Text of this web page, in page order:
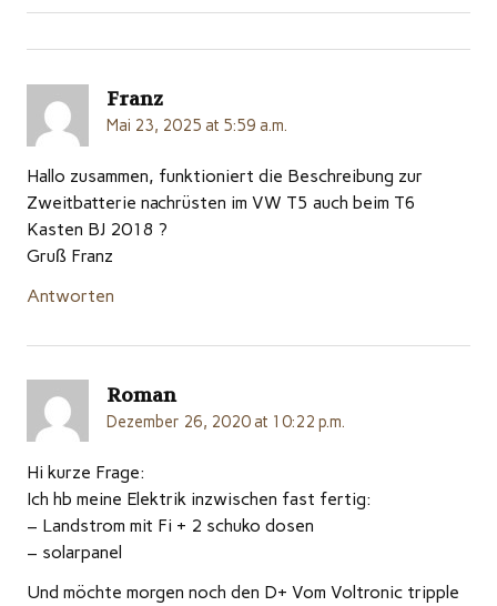
Franz
Mai 23, 2025 at 5:59 a.m.
Hallo zusammen, funktioniert die Beschreibung zur
Zweitbatterie nachrüsten im VW T5 auch beim T6
Kasten BJ 2018 ?
Gruß Franz
Antworten
Roman
Dezember 26, 2020 at 10:22 p.m.
Hi kurze Frage:
Ich hb meine Elektrik inzwischen fast fertig:
– Landstrom mit Fi + 2 schuko dosen
– solarpanel
Und möchte morgen noch den D+ Vom Voltronic tripple